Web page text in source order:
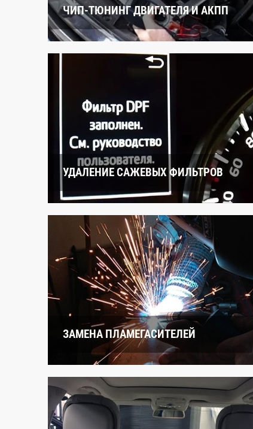
ЧИП-ТЮНИНГ ДВИГАТЕЛЯ И АКПП
УДАЛЕНИЕ САЖЕВЫХ ФИЛЬТРОВ
ЗАМЕНА ПЛАМЕГАСИТЕЛЕЙ